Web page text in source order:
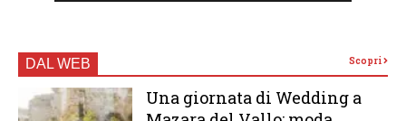
DAL WEB Scopri
Una giornata di Wedding a